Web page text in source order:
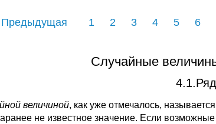
1 2 3 4 5 6
Случайные
величиной, как уже отмечалось,
не известное значение. Если